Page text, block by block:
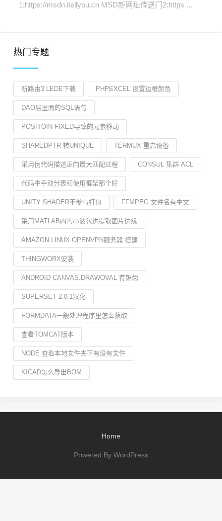
1:https://msdn.itellyou.cn MSD新网址传送门2:https ...
热门专题
新路由3 LEDE下载 PHPEXCEL 设置边框颜色
DAO层里面的SQL语句
POSITOIN FIXED导致的元素移动
SHAREDPTR 转UNIQUE TERMUX 重启设备
采用伪代码描述正向最大匹配过程 CONSUL 集群 ACL
代码中手动分表和使用框架那个好
UNITY SHADER不参与打包 FFMPEG 文件名有中文
采用MATLAB内的小波包进提取图片边缘
AMAZON LINUX OPENVPN服务器 搭建
THINGWORX安装
ANDROID CANVAS.DRAWOVAL 有锯齿
SUPERSET 2.0.1汉化
FORMDATA一般处理程序里怎么获取
查看TOMCAT版本
NODE 查看本地文件夹下有没有文件
KICAD怎么导出BOM
Home
Powered By WordPress